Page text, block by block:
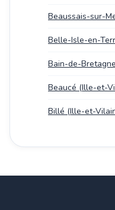
Beaussais-sur-
Belle-Isle-en-
Bain-de-
Beaucé (Ille-et-
Billé (Ille-et-